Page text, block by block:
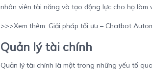
nhân viên tài năng và tạo động lực cho họ làm
>>>Xem thêm: Giải pháp tối ưu – Chatbot
Quản lý tài chính
Quản lý tài chính là một trong những yếu tố